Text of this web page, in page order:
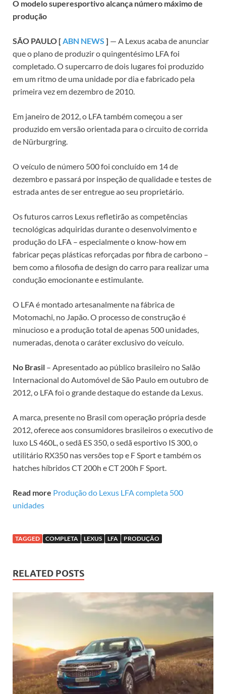
O modelo superesportivo alcança número máximo de
produção
SÃO PAULO [ ABN NEWS ] — A Lexus acaba de anunciar
que o plano de produzir o quingentésimo LFA foi
completado. O supercarro de dois lugares foi produzido
em um ritmo de uma unidade por dia e fabricado pela
primeira vez em dezembro de 2010.
Em janeiro de 2012, o LFA também começou a ser
produzido em versão orientada para o circuito de corrida
de Nürburgring.
O veículo de número 500 foi concluído em 14 de
dezembro e passará por inspeção de qualidade e testes de
estrada antes de ser entregue ao seu proprietário.
Os futuros carros Lexus refletirão as competências
tecnológicas adquiridas durante o desenvolvimento e
produção do LFA – especialmente o know-how em
fabricar peças plásticas reforçadas por fibra de carbono –
bem como a filosofia de design do carro para realizar uma
condução emocionante e estimulante.
O LFA é montado artesanalmente na fábrica de
Motomachi, no Japão. O processo de construção é
minucioso e a produção total de apenas 500 unidades,
numeradas, denota o caráter exclusivo do veículo.
No Brasil – Apresentado ao público brasileiro no Salão
Internacional do Automóvel de São Paulo em outubro de
2012, o LFA foi o grande destaque do estande da Lexus.
A marca, presente no Brasil com operação própria desde
2012, oferece aos consumidores brasileiros o executivo de
luxo LS 460L, o sedã ES 350, o sedã esportivo IS 300, o
utilitário RX350 nas versões top e F Sport e também os
hatches híbridos CT 200h e CT 200h F Sport.
Read more Produção do Lexus LFA completa 500
unidades
TAGGED COMPLETA LEXUS LFA PRODUÇÃO
RELATED POSTS